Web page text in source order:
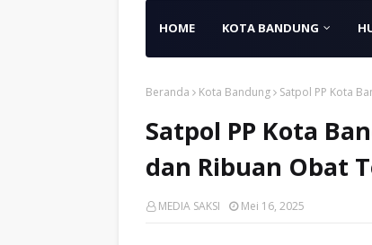
HOME KOTA BANDUNG
Beranda Kota Bandung Satpol PP Kota
Satpol PP Kota
dan Ribuan Obat
MEDIA SAKSI Mei 16, 2025